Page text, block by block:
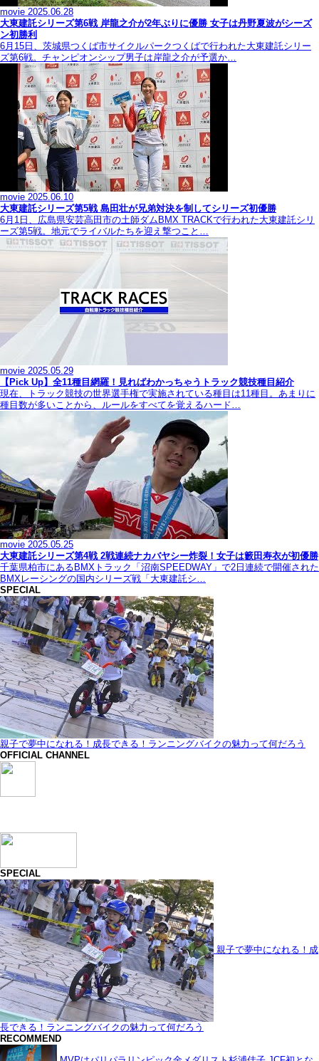
movie 2025.06.28
大東建託シリーズ第6戦 岸龍之介が2年ぶりに優勝 女子は丹野夏波がシーズ
ン初勝利
6月15日、茨城県つくば市サイクルパークつくばで行われた大東建託シリー
ズ第6戦。チャンピオンシップ男子は岸龍之介が予選か…
movie 2025.06.10
大東建託シリーズ第5戦 島田壮が兄弟対決を制してシリーズ初優勝
6月1日、広島県安芸高田市の土師ダムBMX TRACKで行われた大東建託シリ
ーズ第5戦。地元でライバルたちを迎え撃つこと…
movie 2025.05.29
【Pick Up】全11種目網羅！見ればわかっちゃうトラック競技種目紹介
現在、トラック競技の世界選手権で実施されている種目は11種目。あまりに
種目数が多いことから、ルールをすべてを覚えるハード…
movie 2025.05.25
大東建託シリーズ第4戦 2戦連続ナカバヤシー炸裂！女子は籔田寿衣が初優勝
千葉県柏市にあるBMXトラック「沼南SPEEDWAY」で2日連続で開催された
BMXレーシングの国内シリーズ戦「大東建託シ…
SPECIAL
親子で夢中になれる！成長できる！ランニングバイクの魅力って何だろう
OFFICIAL CHANNEL
SPECIAL
親子で夢中になれる！成
長できる！ランニングバイクの魅力って何だろう
RECOMMEND